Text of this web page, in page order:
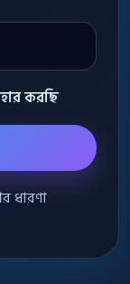
করছি
ধারণা